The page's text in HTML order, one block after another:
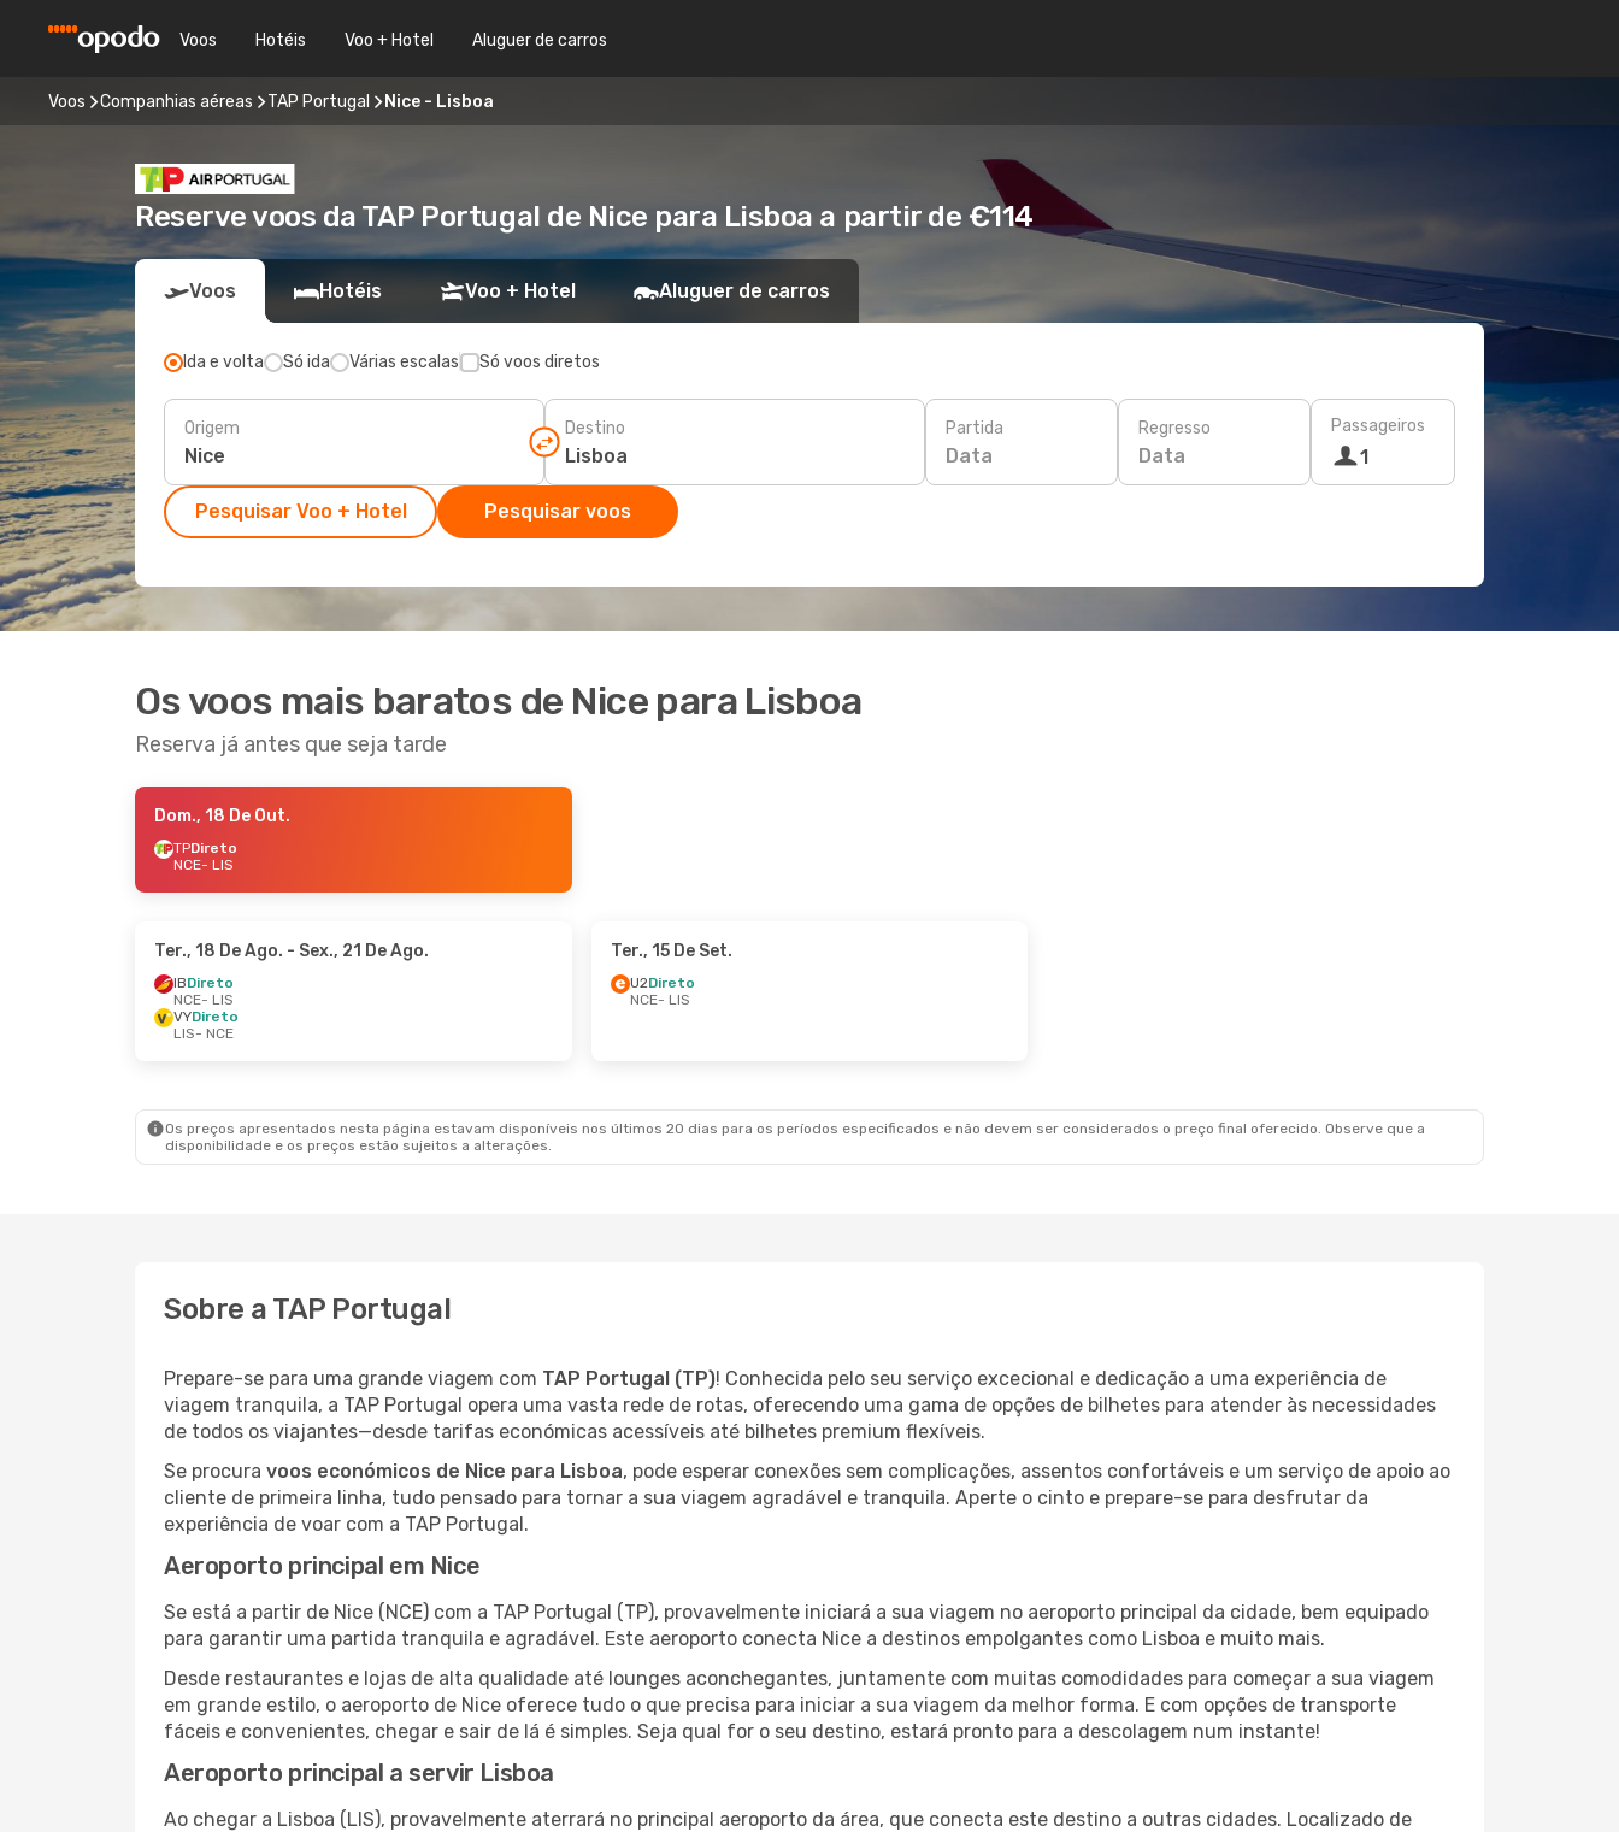
Voos Hotéis Voo + Hotel Aluguer de carros
Voos Companhias aéreas TAP Portugal Nice - Lisboa
Reserve voos da TAP Portugal de Nice para Lisboa a partir de €114
Voos Hotéis Voo + Hotel Aluguer de carros
Ida e volta Só ida Várias escalas Só voos diretos
Origem Destino Partida
Data
Regresso
Data
Passageiros
1
Pesquisar Voo + Hotel Pesquisar voos
Os voos mais baratos de Nice para Lisboa
Reserva já antes que seja tarde
Dom., 18 De Out.
TPDireto
NCE- LIS
Ter., 18 De Ago. - Sex., 21 De Ago.
IBDireto
NCE- LIS
VYDireto
LIS- NCE
Ter., 15 De Set.
U2Direto
NCE- LIS
Os preços apresentados nesta página estavam disponíveis nos últimos 20 dias para os períodos especificados e não devem ser considerados o preço final oferecido. Observe que a
disponibilidade e os preços estão sujeitos a alterações.
Sobre a TAP Portugal
Prepare-se para uma grande viagem com TAP Portugal (TP)! Conhecida pelo seu serviço excecional e dedicação a uma experiência de
viagem tranquila, a TAP Portugal opera uma vasta rede de rotas, oferecendo uma gama de opções de bilhetes para atender às necessidades
de todos os viajantes—desde tarifas económicas acessíveis até bilhetes premium flexíveis.
Se procura voos económicos de Nice para Lisboa, pode esperar conexões sem complicações, assentos confortáveis e um serviço de apoio ao
cliente de primeira linha, tudo pensado para tornar a sua viagem agradável e tranquila. Aperte o cinto e prepare-se para desfrutar da
experiência de voar com a TAP Portugal.
Aeroporto principal em Nice
Se está a partir de Nice (NCE) com a TAP Portugal (TP), provavelmente iniciará a sua viagem no aeroporto principal da cidade, bem equipado
para garantir uma partida tranquila e agradável. Este aeroporto conecta Nice a destinos empolgantes como Lisboa e muito mais.
Desde restaurantes e lojas de alta qualidade até lounges aconchegantes, juntamente com muitas comodidades para começar a sua viagem
em grande estilo, o aeroporto de Nice oferece tudo o que precisa para iniciar a sua viagem da melhor forma. E com opções de transporte
fáceis e convenientes, chegar e sair de lá é simples. Seja qual for o seu destino, estará pronto para a descolagem num instante!
Aeroporto principal a servir Lisboa
Ao chegar a Lisboa (LIS), provavelmente aterrará no principal aeroporto da área, que conecta este destino a outras cidades. Localizado de